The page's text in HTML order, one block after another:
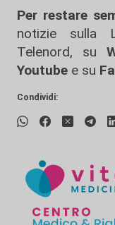
Per restare
notizie sulla
Telenord, su
Youtube e su
Condividi: